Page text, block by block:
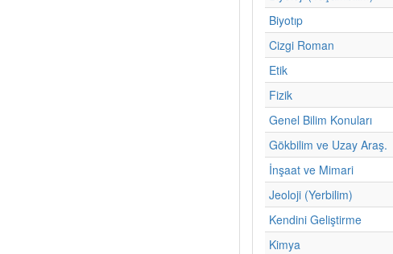
Biyotıp
Cizgi Roman
Etik
Fizik
Genel Bilim Konuları
Gökbilim ve Uzay Araş.
İnşaat ve Mimari
Jeoloji (Yerbilim)
Kendini Geliştirme
Kimya